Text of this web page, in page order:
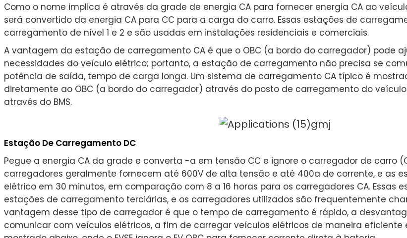
Como o nome implica é através da grade de energia CA para fornecer energia CA ao
será convertido da energia CA para CC para a carga do carro. Essas estações de
carregamento de nível 1 e 2 e são usadas em instalações residenciais e comerciais.
A vantagem da estação de carregamento CA é que o OBC (a bordo do carregador) pode
necessidades do veículo elétrico; portanto, a estação de carregamento não precisa se
potência de saída, tempo de carga longa. Um sistema de carregamento CA típico é
diretamente ao OBC (a bordo do carregador) através do posto de carregamento do
através do BMS.
Estação De Carregamento DC
Pegue a energia CA da grade e converta -a em tensão CC e ignore o carregador de carro
carregadores geralmente fornecem até 600V de alta tensão e até 400a de corrente, e as
elétrico em 30 minutos, em comparação com 8 a 16 horas para os carregadores CA.
estações de carregamento terciárias, e os carregadores utilizados são frequentemente
vantagem desse tipo de carregador é que o tempo de carregamento é rápido, a
comunicar com veículos elétricos, a fim de carregar veículos elétricos de maneira